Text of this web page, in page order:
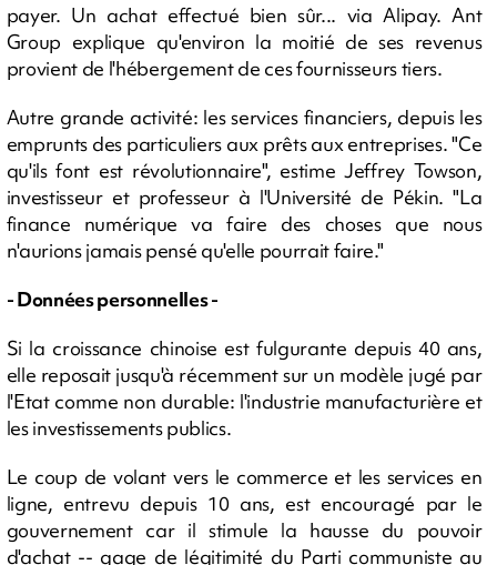
payer. Un achat effectué bien sûr... via Alipay. Ant
Group explique qu'environ la moitié de ses revenus
provient de l'hébergement de ces fournisseurs tiers.
Autre grande activité: les services financiers, depuis les
emprunts des particuliers aux prêts aux entreprises. "Ce
qu'ils font est révolutionnaire", estime Jeffrey Towson,
investisseur et professeur à l'Université de Pékin. "La
finance numérique va faire des choses que nous
n'aurions jamais pensé qu'elle pourrait faire."
- Données personnelles -
Si la croissance chinoise est fulgurante depuis 40 ans,
elle reposait jusqu'à récemment sur un modèle jugé par
l'Etat comme non durable: l'industrie manufacturière et
les investissements publics.
Le coup de volant vers le commerce et les services en
ligne, entrevu depuis 10 ans, est encouragé par le
gouvernement car il stimule la hausse du pouvoir
d'achat -- gage de légitimité du Parti communiste au